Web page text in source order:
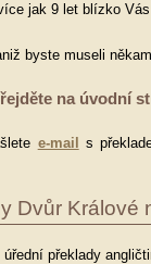
jak 9 let blízko
byste museli
na úvodní
e-mail
s
Dvůr Králové
překlady